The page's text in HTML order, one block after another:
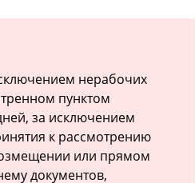
нерабочих
пунктом
за исключением
к рассмотрению
или прямом
документов,